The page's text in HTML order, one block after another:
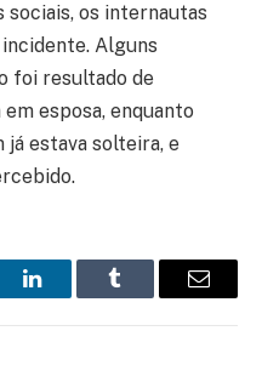
sociais, os internautas
Alguns
foi resultado de
esposa, enquanto
estava solteira, e
LinkedInTumblr Email